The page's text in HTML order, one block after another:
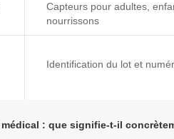
Capteurs pour adultes,
nourrissons
Identification du lot et
médical : que signifie-t-il